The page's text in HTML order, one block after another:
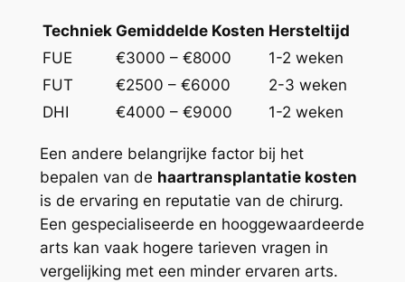
Techniek Gemiddelde Kosten Hersteltijd
FUE
€3000 – €8000
1-2 weken
FUT
€2500 – €6000
2-3 weken
DHI
€4000 – €9000 1-2 weken
Een andere belangrijke factor bij het
bepalen van de haartransplantatie kosten
is de ervaring en reputatie van de chirurg.
Een gespecialiseerde en hooggewaardeerde
arts kan vaak hogere tarieven vragen in
vergelijking met een minder ervaren arts.